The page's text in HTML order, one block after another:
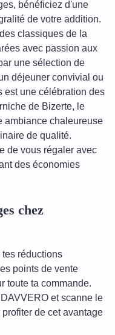
bénéficiez d'une
de votre addition.
classiques de la
avec passion aux
une sélection de
déjeuner convivial ou
est une célébration des
de Bizerte, le
ambiance chaleureuse
de qualité.
de vous régaler avec
des économies
chez
réductions
points de vente
toute ta commande.
et scanne le
de cet avantage